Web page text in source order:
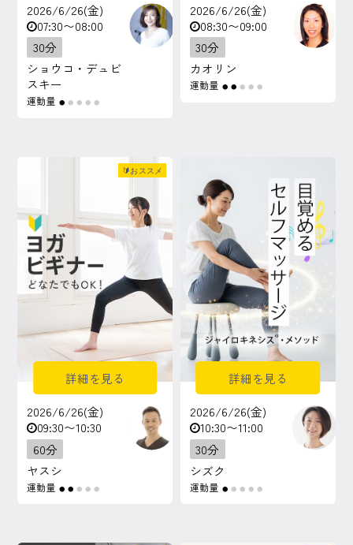
2026/6/26(金)
07:30〜08:00
30分
ショウコ・デュビ
スキー
運動量 ● ● ● ● ●
2026/6/26(金)
08:30〜09:00
30分
カオリン
運動量 ● ● ● ● ●
🔰おススメ
詳細を見る
2026/6/26(金)
09:30〜10:30
60分
ヤスシ
運動量 ● ● ● ● ●
詳細を見る
2026/6/26(金)
10:30〜11:00
30分
シズク
運動量 ● ● ● ● ●